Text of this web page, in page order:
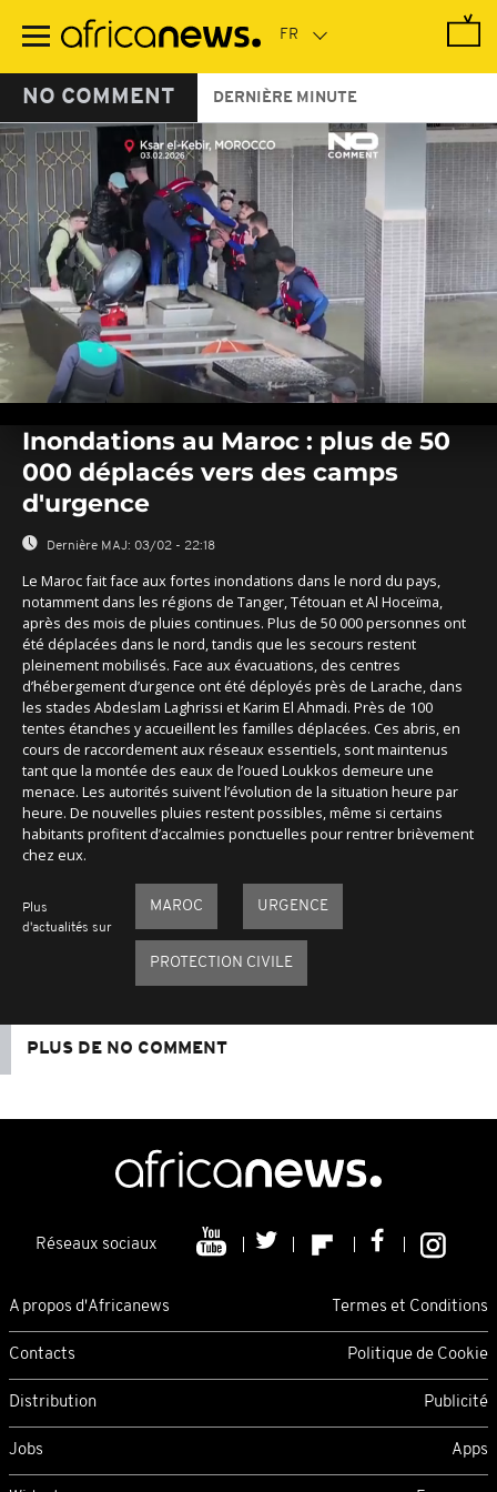
contenu
NO COMMENT DERNIÈRE MINUTE
seconds
seconds
Inondations au Maroc : plus de 50
000 déplacés vers des camps
d'urgence
Dernière MAJ: 03/02 - 22:18
Le Maroc fait face aux fortes inondations dans le nord du pays,
notamment dans les régions de Tanger, Tétouan et Al Hoceïma,
après des mois de pluies continues. Plus de 50 000 personnes ont
été déplacées dans le nord, tandis que les secours restent
pleinement mobilisés. Face aux évacuations, des centres
d’hébergement d’urgence ont été déployés près de Larache, dans
les stades Abdeslam Laghrissi et Karim El Ahmadi. Près de 100
tentes étanches y accueillent les familles déplacées. Ces abris, en
cours de raccordement aux réseaux essentiels, sont maintenus
tant que la montée des eaux de l’oued Loukkos demeure une
menace. Les autorités suivent l’évolution de la situation heure par
heure. De nouvelles pluies restent possibles, même si certains
habitants profitent d’accalmies ponctuelles pour rentrer brièvement
chez eux.
Plus
d'actualités sur
MAROC URGENCE
PROTECTION CIVILE
PLUS DE NO COMMENT
Réseaux sociaux
A propos d'Africanews Termes et Conditions
Contacts Politique de Cookie
Distribution Publicité
Jobs Apps